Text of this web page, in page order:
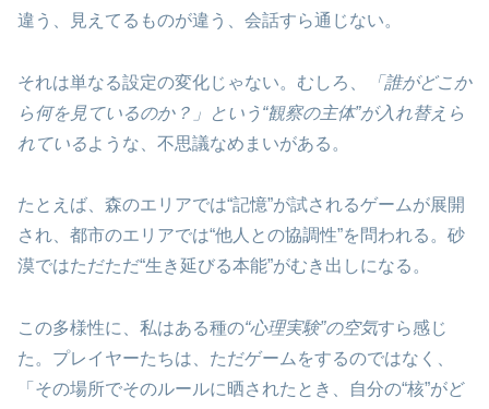
違う、見えてるものが違う、会話すら通じない。
それは単なる設定の変化じゃない。むしろ、
「誰がどこか
ら何を見ているのか？」という“観察の主体”が入れ替えら
れているような、不思議なめまいがある。
たとえば、森のエリアでは“記憶”が試されるゲームが展開
され、都市のエリアでは“他人との協調性”を問われる。砂
漠ではただただ“生き延びる本能”がむき出しになる。
この多様性に、私はある種の“心理実験”の空気すら感じ
た。プレイヤーたちは、ただゲームをするのではなく、
「その場所でそのルールに晒されたとき、自分の“核”がど